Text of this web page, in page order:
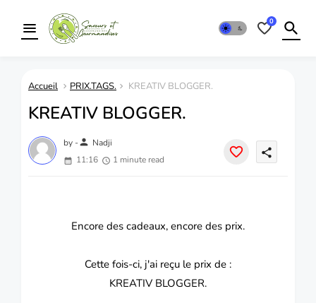
0
Accueil PRIX.TAGS. KREATIV BLOGGER.
KREATIV BLOGGER.
by -person Nadji
11:16
1 minute read
share
Encore des cadeaux, encore des prix.
Cette fois-ci, j'ai reçu le prix de :
KREATIV BLOGGER.